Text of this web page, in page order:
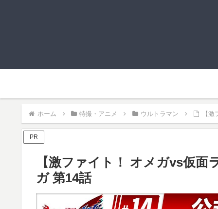
ホーム 特撮・アニメ ウルトラマン 【
PR
【激ファイト！ オメガvs仮
ガ 第14話